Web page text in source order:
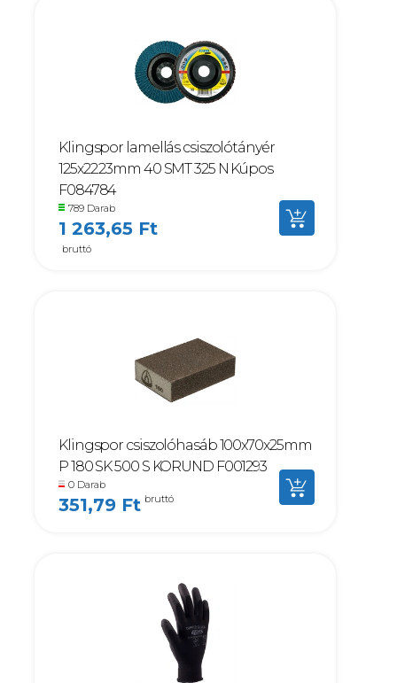
Klingspor lamellás csiszolótányér
125x22.23mm 40 SMT 325 N Kúpos
F084784
789 Darab
1 263,65 Ft
bruttó
Klingspor csiszolóhasáb 100x70x25mm
P 180 SK 500 S KORUND F001293
0 Darab
351,79 Ft bruttó